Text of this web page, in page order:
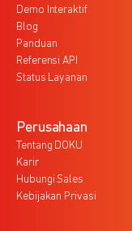
Demo Interaktif
Blog
Panduan
Referensi API
Status Layanan
Perusahaan
Tentang DOKU
Karir
Hubungi Sales
Kebijakan Privasi